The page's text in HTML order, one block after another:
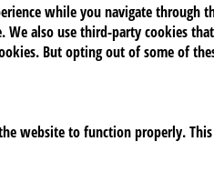
while you navigate through
also use third-party cookies
But opting out of some of
website to function properly.